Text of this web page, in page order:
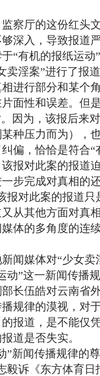
厅的这份红头文
深入，导致报道
“有机的报纸运
卖淫案”进行了报
进行部分和某个
面性和误差。但
因为，该报后来
种压力而为），
偏，恰恰是符合
报对此案的报道
步完成对真相的
报对此案的报道
从其他方面对真
体的多角度的连
媒体对“少女卖
动”这一新闻传播
长伍皓对云南省
规律的漠视，对
报道，是不能仅
道是否失实。
闻传播规律的
毅诉《东方体育